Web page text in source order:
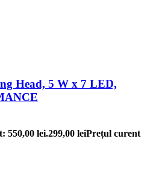
Head, 5 W x 7 LED,
550,00 lei.299,00 leiPrețul curent